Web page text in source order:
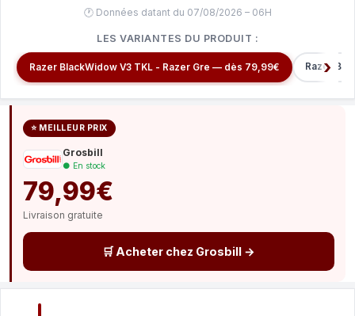
🕐 Données datant du 07/08/2026 – 06H
LES VARIANTES DU PRODUIT :
Razer BlackWidow V3 TKL - Razer Gre — dès 79,99€ Razer
⭐ MEILLEUR PRIX
Grosbill
● En stock
79,99€
Livraison gratuite
🛒 Acheter chez Grosbill →